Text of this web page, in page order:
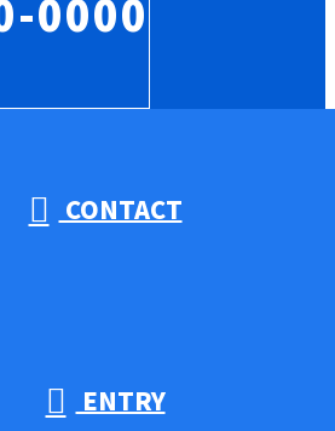
0000
CONTACT
ENTRY